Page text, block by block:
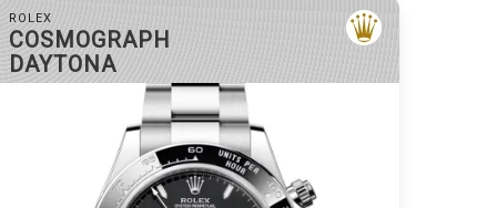
ROLEX
COSMOGRAPH
DAYTONA